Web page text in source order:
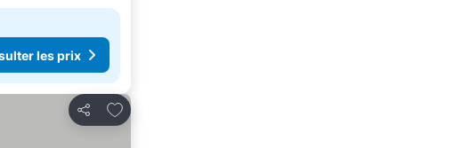
les prix
Partager
Ajouter à mes favoris